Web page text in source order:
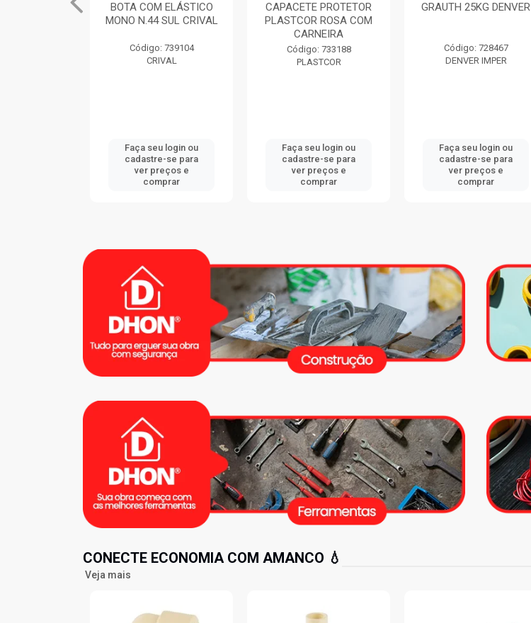
BOTA COM ELÁSTICO
MONO N.44 SUL CRIVAL
Código: 739104
CRIVAL
Faça seu login ou
cadastre-se para
ver preços e
comprar
CAPACETE PROTETOR
PLASTCOR ROSA COM
CARNEIRA
Código: 733188
PLASTCOR
Faça seu login ou
cadastre-se para
ver preços e
comprar
GRAUTH 25KG DENVER
Código: 728467
DENVER IMPER
Faça seu login ou
cadastre-se para
ver preços e
comprar
CONECTE ECONOMIA COM AMANCO 💧
Veja mais